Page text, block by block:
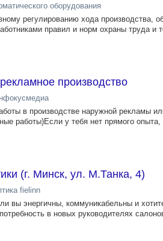
оборудования
регулированию хода производства,
правил и норм охраны труда и
производство
в производстве наружной рекламы
работы)Если у тебя нет прямого
(г. Минск, ул. М.Танка, 4)
fielinn
вы энергичны, коммуникабельны и
в новых руководителях